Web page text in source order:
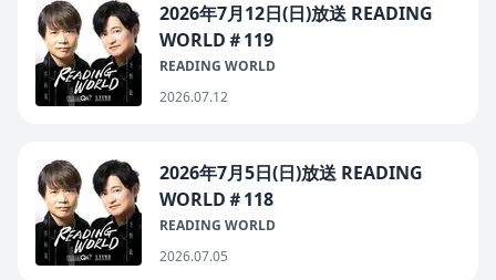
2026年7月12日(日)放送 READING
WORLD＃119
READING WORLD
2026.07.12
2026年7月5日(日)放送 READING
WORLD＃118
READING WORLD
2026.07.05